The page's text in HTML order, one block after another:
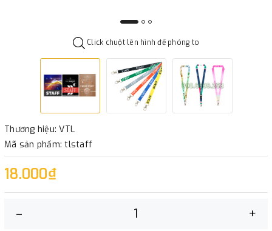
Click chuột lên hình để phóng to
Thương hiệu: VTL
Mã sản phẩm: tlstaff
18.000₫
– +